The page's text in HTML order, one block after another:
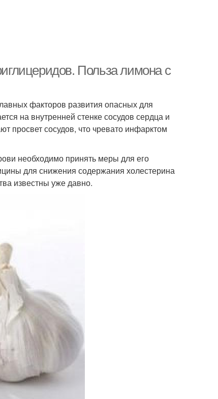
Польза лимона с
факторов развития опасных для
на внутренней стенке сосудов сердца и
просвет сосудов, что чревато инфарктом
необходимо принять меры для его
для снижения содержания холестерина
известны уже давно.